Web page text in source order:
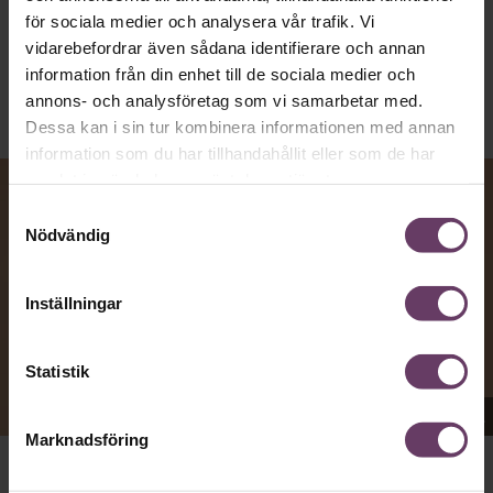
för sociala medier och analysera vår trafik. Vi
vidarebefordrar även sådana identifierare och annan
information från din enhet till de sociala medier och
annons- och analysföretag som vi samarbetar med.
Dessa kan i sin tur kombinera informationen med annan
information som du har tillhandahållit eller som de har
Nödvändig
Inställningar
Statistik
Marknadsföring
Text:Fredrik Kullberg
Publicerad
2026-08-07
Appen Sinceerly imiterar vd:ars kortfattade språk.